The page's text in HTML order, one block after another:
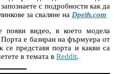
с подробности как да
за сваляне на Dpeth.com
появи видео, в което модела
е базиран на фърмуера от
се представя порта и какви са
в темата в Reddit.